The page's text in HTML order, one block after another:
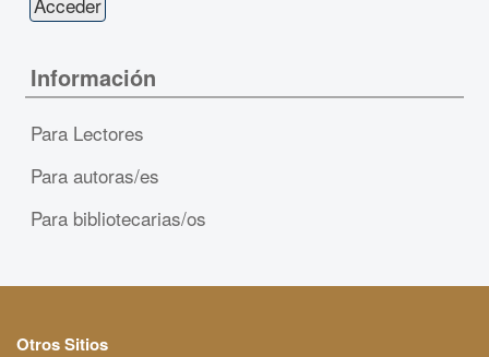
Información
Para Lectores
Para autoras/es
Para bibliotecarias/os
Otros Sitios